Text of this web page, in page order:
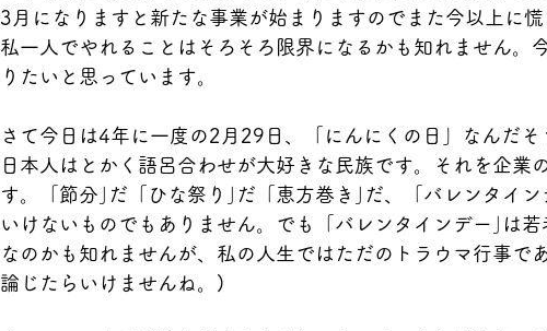
3月になりますと新たな事業が始まりますのでまた今以上に慌
私一人でやれることはそろそろ限界になるかも知れません。
りたいと思っています。
さて今日は4年に一度の2月29日、「にんにくの日」なんだそ
日本人はとかく語呂合わせが大好きな民族です。それを企業
す。「節分｣だ「ひな祭り｣だ「恵方巻き｣だ、「バレンタイ
いけないものでもありません。でも「バレンタインデー｣は
なのかも知れませんが、私の人生ではただのトラウマ行事で
論じたらいけませんね。)